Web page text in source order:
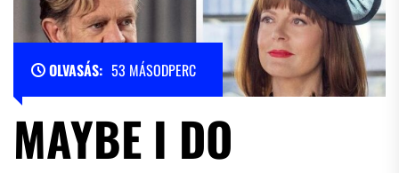
OLVASÁS: 53 MÁSODPERC
MAYBE I DO